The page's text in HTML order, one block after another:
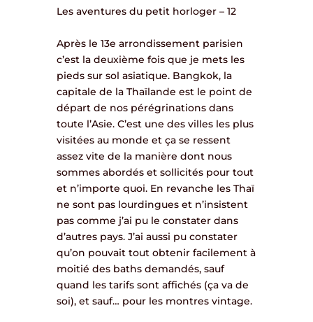
Les aventures du petit horloger – 12
Après le 13e arrondissement parisien
c’est la deuxième fois que je mets les
pieds sur sol asiatique. Bangkok, la
capitale de la Thaïlande est le point de
départ de nos pérégrinations dans
toute l’Asie. C’est une des villes les plus
visitées au monde et ça se ressent
assez vite de la manière dont nous
sommes abordés et sollicités pour tout
et n’importe quoi. En revanche les Thaï
ne sont pas lourdingues et n’insistent
pas comme j’ai pu le constater dans
d’autres pays. J’ai aussi pu constater
qu’on pouvait tout obtenir facilement à
moitié des baths demandés, sauf
quand les tarifs sont affichés (ça va de
soi), et sauf… pour les montres vintage.